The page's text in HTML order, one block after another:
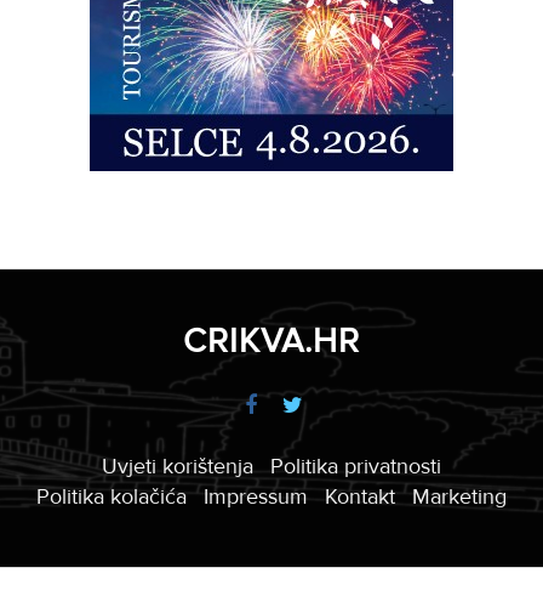
CRIKVA.HR
Uvjeti korištenja
Politika privatnosti
Politika kolačića
Impressum Kontakt Marketing